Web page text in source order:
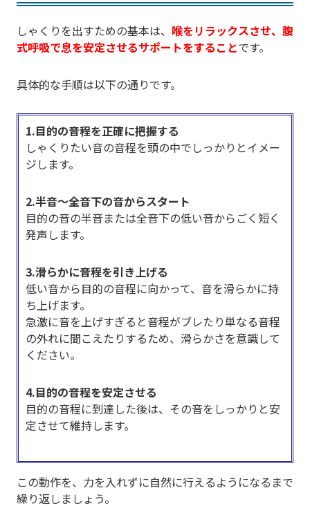
しゃくりを出すための基本は、 喉をリラックスさせ、腹
式呼吸で息を安定させるサポートをすることです。
具体的な手順は以下の通りです。
1.目的の音程を正確に把握する
しゃくりたい音の音程を頭の中でしっかりとイメー
ジします。
2.半音〜全音下の音からスタート
目的の音の半音または全音下の低い音からごく短く
発声します。
3.滑らかに音程を引き上げる
低い音から目的の音程に向かって、音を滑らかに持
ち上げます。
急激に音を上げすぎると音程がブレたり単なる音程
の外れに聞こえたりするため、滑らかさを意識して
ください。
4.目的の音程を安定させる
目的の音程に到達した後は、その音をしっかりと安
定させて維持します。
この動作を、力を入れずに自然に行えるようになるまで
繰り返しましょう。